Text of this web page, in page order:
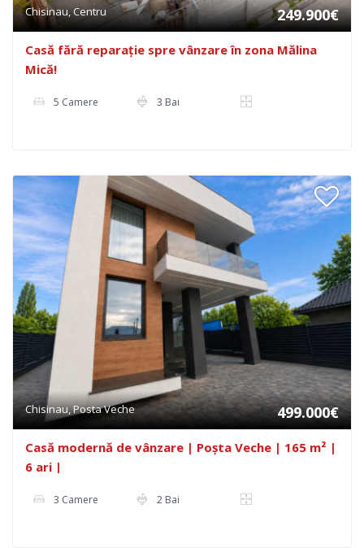
Chisinau, Centru 249.900€
Casă fără reparație spre vânzare în zona Mălina
Mică!
5 Camere 3 Bai
Chisinau, Posta Veche 499.000€
Casă modernă de vânzare | Poșta Veche | 165 m² |
6 ari |
3 Camere 2 Bai